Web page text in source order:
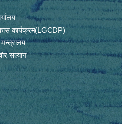
कार्यक्रम(LGCDP)
मन्त्रालय
सल्यान